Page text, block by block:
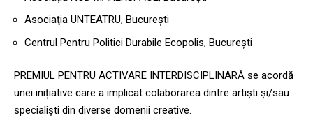
Asociaţia UNTEATRU, București
Centrul Pentru Politici Durabile Ecopolis, București
PREMIUL PENTRU ACTIVARE INTERDISCIPLINARĂ se acordă
unei inițiative care a implicat colaborarea dintre artiști și/sau
specialiști din diverse domenii creative.